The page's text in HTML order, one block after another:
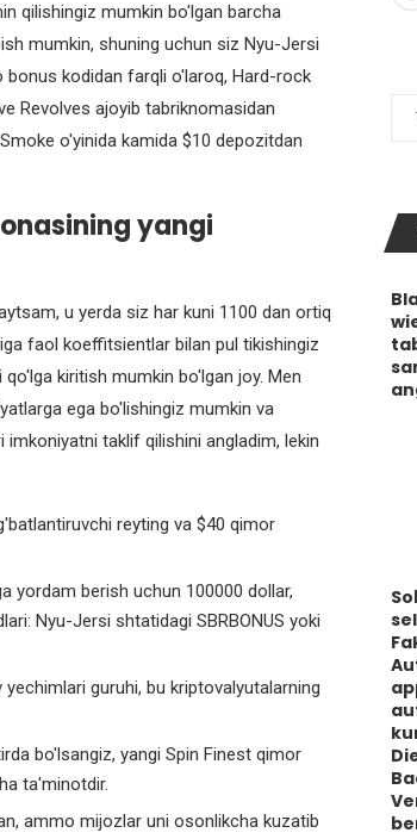
qilishingiz mumkin bo'lgan barcha
mumkin, shuning uchun siz Nyu-Jersi
kodidan farqli o'laroq, Hard-rock
Revolves ajoyib tabriknomasidan
o'yinida kamida $10 depozitdan
yangi
u yerda siz har kuni 1100 dan ortiq
faol koeffitsientlar bilan pul tikishingiz
kiritish mumkin bo'lgan joy. Men
ega bo'lishingiz mumkin va
taklif qilishini angladim, lekin
reyting va $40 qimor
yordam berish uchun 100000 dollar,
Nyu-Jersi shtatidagi SBRBONUS yoki
guruhi, bu kriptovalyutalarning
bo'lsangiz, yangi Spin Finest qimor
ta'minotdir.
ammo mijozlar uni osonlikcha kuzatib